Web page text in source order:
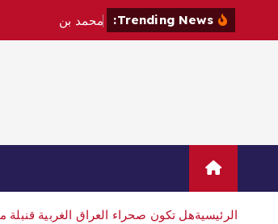
محمد بن
الرئيسيةهل تكون صحراء العراق الغربية قنبلة